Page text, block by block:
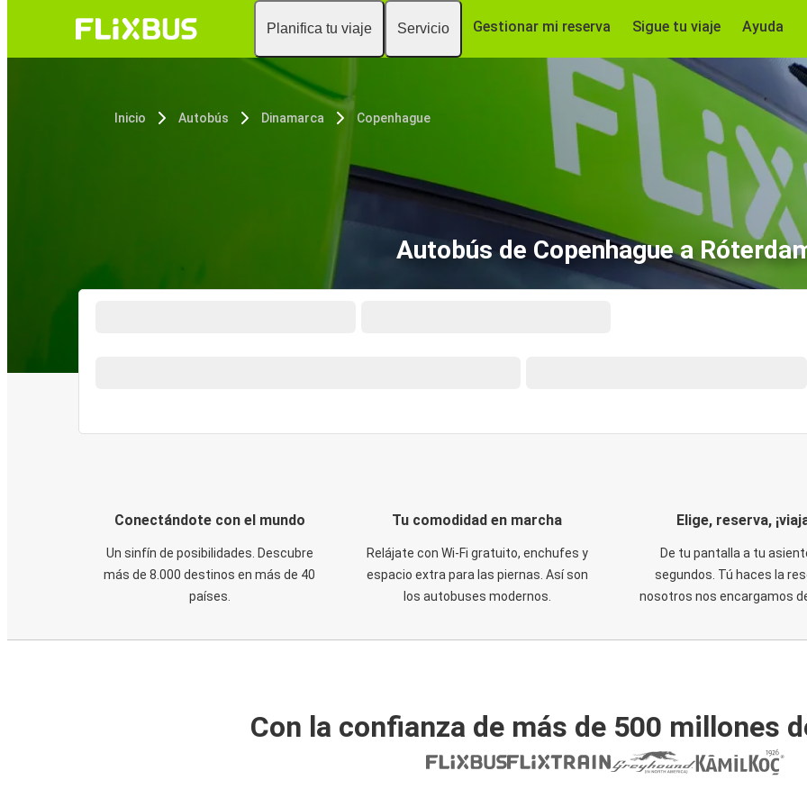
Planifica tu viaje Servicio Gestionar mi reserva Sigue tu viaje Ayuda
Inicio Autobús Dinamarca Copenhague
Autobús de Copenhague a
Conectándote con el mundo
Un sinfín de posibilidades. Descubre
más de 8.000 destinos en más de 40
países.
Tu comodidad en marcha
Relájate con Wi-Fi gratuito, enchufes y
espacio extra para las piernas. Así son
los autobuses modernos.
Elige, reserva,
De tu pantalla a tu
segundos. Tú haces la
nosotros nos encargamos
Con la confianza de más de 500 millones